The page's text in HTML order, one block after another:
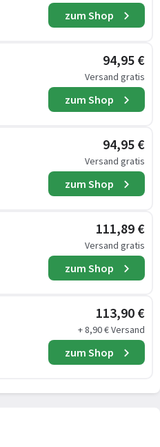
zum Shop
94,95 €
Versand gratis
zum Shop
94,95 €
Versand gratis
zum Shop
111,89 €
Versand gratis
zum Shop
113,90 €
+ 8,90 € Versand
zum Shop